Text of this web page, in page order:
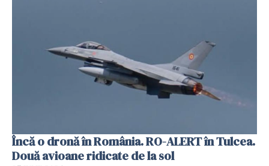
Încă o dronă în România. RO-ALERT în Tulcea.
Două avioane ridicate de la sol